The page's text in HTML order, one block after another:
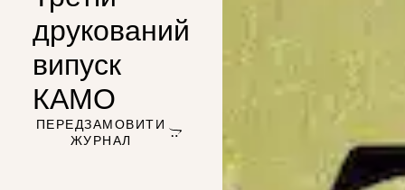
друкований
випуск
КАМО
ПЕРЕДЗАМОВИТИ
ЖУРНАЛ